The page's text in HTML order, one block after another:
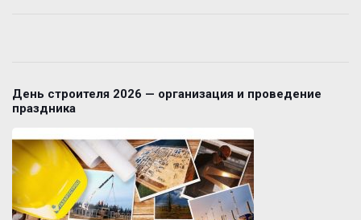
День строителя 2026 — организация и проведение
праздника